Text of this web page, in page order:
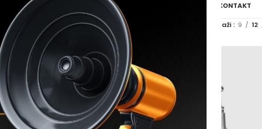
PREGLEDAJ CIJELI WEBSHOP O NAMANAŠE USLUGE KONTAKT
Vodomaterijal/Sifoni i nastavci/Sifoni za umivaonik Prikaži 9 12